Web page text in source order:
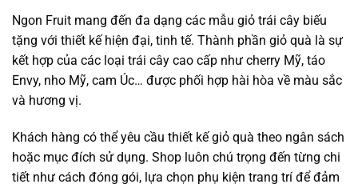
Ngon Fruit mang đến đa dạng các mẫu giỏ trái cây biếu
tặng với thiết kế hiện đại, tinh tế. Thành phần giỏ quà là sự
kết hợp của các loại trái cây cao cấp như cherry Mỹ, táo
Envy, nho Mỹ, cam Úc… được phối hợp hài hòa về màu sắc
và hương vị.
Khách hàng có thể yêu cầu thiết kế giỏ quà theo ngân sách
hoặc mục đích sử dụng. Shop luôn chú trọng đến từng chi
tiết như cách đóng gói, lựa chọn phụ kiện trang trí để đảm